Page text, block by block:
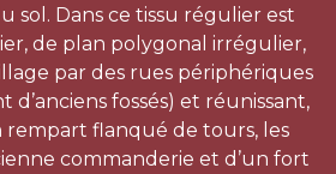
sol. Dans ce tissu régulier est
de plan polygonal irrégulier,
par des rues périphériques
d’anciens fossés) et réunissant,
rempart flanqué de tours, les
commanderie et d’un fort